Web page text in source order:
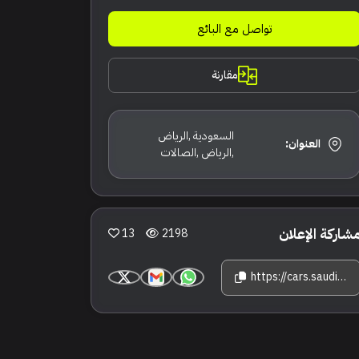
تواصل مع البائع
مقارنة
العنوان:
السعودية ,الرياض
,الرياض ,الصالات
الإعلان 2198
13
https://cars.saudisale.com/listings/3i8CG0/2023-%D9%85%D9%8A%D9%86%D9%8A-%D9%83%D9%88%D8%A8%D8%B1-%D8%AC%D9%88%D9%86-%D9%83%D9%88%D8%A8%D8%B1-%D9%88%D8%B1%D9%83%D8%B3